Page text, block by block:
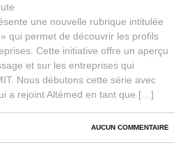
une nouvelle rubrique intitulée
qui permet de découvrir les profils
Cette initiative offre un aperçu
et sur les entreprises qui
Nous débutons cette série avec
a rejoint Altémed en tant que […]
AUCUN COMMENTAIRE